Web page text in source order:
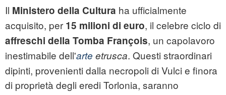
Il Ministero della Cultura ha ufficialmente
acquisito, per 15 milioni di euro, il celebre ciclo di
affreschi della Tomba François, un capolavoro
inestimabile dell'arte etrusca. Questi straordinari
dipinti, provenienti dalla necropoli di Vulci e finora
di proprietà degli eredi Torlonia, saranno